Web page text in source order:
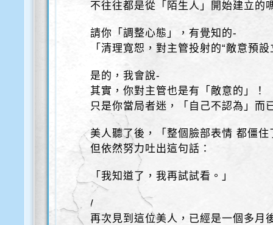
不往往都是從「陌生人」開始建立的
請你「調整心態」，有覺知的-
「清理寬恕，對主管投射的“敵意預
是的，我會說-
其實，你對主管也是有「敵意的」！
只是你當局者迷，「自己不認為」而
美人聽了後，「整個臉部表情 都僵住
但依然努力吐出這句話：
「我知道了，我再試試看。」
/
再次見到這位美人，已經是一個多月